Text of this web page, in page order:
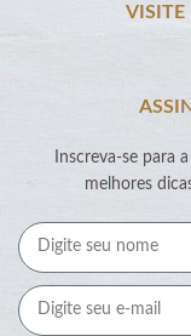
VISITE
Inscreva-se para
melhores